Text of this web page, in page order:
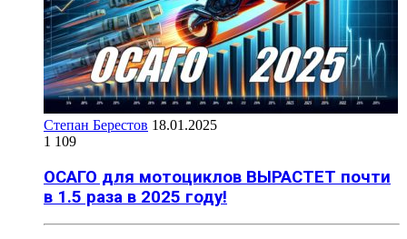
Степан Берестов 18.01.2025
1 109
ОСАГО для мотоциклов ВЫРАСТЕТ почти
в 1.5 раза в 2025 году!